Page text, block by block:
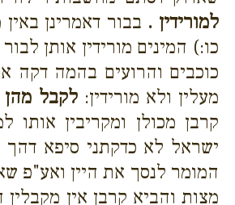
למורידין . בבור דאמרינן
כו:) המינים מורידין אותן
כוכבים והרועים בהמה דקה
מעלין ולא מורידין:לקבל מהן
קרבן מכולן ומקריבין אותו
ישראל לא כדקתני סיפא דהך
המומר לנסך את היין ואע"פ
מצות והביא קרבן אין מקבלין